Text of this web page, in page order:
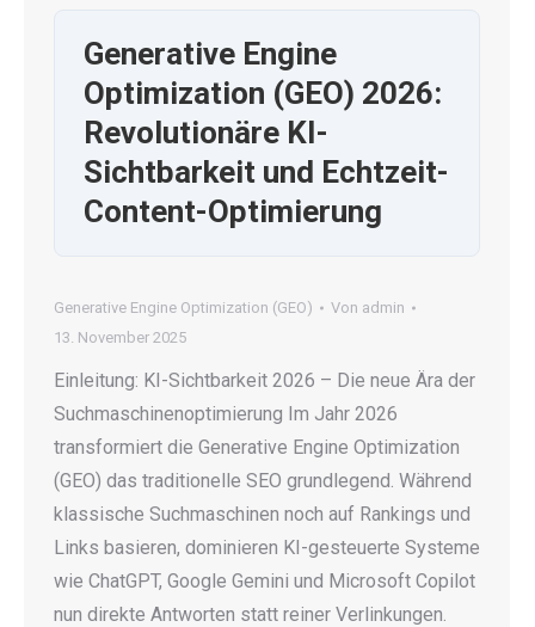
Generative Engine
Optimization (GEO) 2026:
Revolutionäre KI-
Sichtbarkeit und Echtzeit-
Content-Optimierung
Generative Engine Optimization (GEO) Von admin
13. November 2025
Einleitung: KI-Sichtbarkeit 2026 – Die neue Ära der
Suchmaschinenoptimierung Im Jahr 2026
transformiert die Generative Engine Optimization
(GEO) das traditionelle SEO grundlegend. Während
klassische Suchmaschinen noch auf Rankings und
Links basieren, dominieren KI-gesteuerte Systeme
wie ChatGPT, Google Gemini und Microsoft Copilot
nun direkte Antworten statt reiner Verlinkungen.